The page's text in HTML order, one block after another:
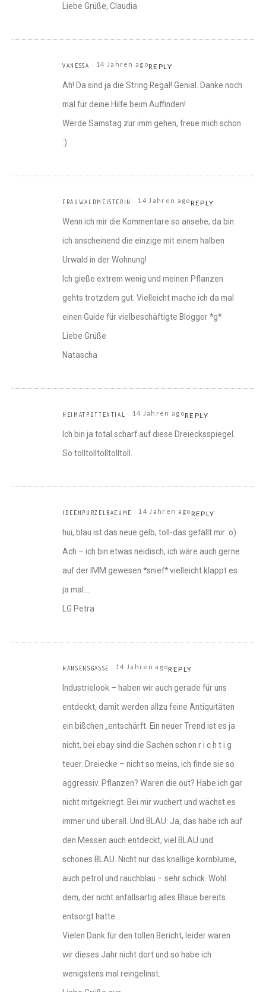
Liebe Grüße, Claudia
VANESSA 14 Jahren agoREPLY
Ah! Da sind ja die String Regal! Genial. Danke noch
mal für deine Hilfe beim Auffinden!
Werde Samstag zur imm gehen, freue mich schon
:)
FRAUWALDMEISTERIN 14 Jahren agoREPLY
Wenn ich mir die Kommentare so ansehe, da bin
ich anscheinend die einzige mit einem halben
Urwald in der Wohnung!
Ich gieße extrem wenig und meinen Pflanzen
gehts trotzdem gut. Vielleicht mache ich da mal
einen Guide für vielbeschäftigte Blogger *g*
Liebe Grüße
Natascha
HEIMATPOTTENTIAL 14 Jahren agoREPLY
Ich bin ja total scharf auf diese Dreiecksspiegel.
So tolltolltolltolltoll.
IDEENPURZELBAEUME 14 Jahren agoREPLY
hui, blau ist das neue gelb, toll-das gefällt mir :o)
Ach – ich bin etwas neidisch, ich wäre auch gerne
auf der IMM gewesen *snief* vielleicht klappt es
ja mal….
LG Petra
HANSENSGASSE 14 Jahren agoREPLY
Industrielook – haben wir auch gerade für uns
entdeckt, damit werden allzu feine Antiquitäten
ein bißchen „entschärft. Ein neuer Trend ist es ja
nicht, bei ebay sind die Sachen schon r i c h t i g
teuer. Dreiecke – nicht so meins, ich finde sie so
aggressiv. Pflanzen? Waren die out? Habe ich gar
nicht mitgekriegt. Bei mir wuchert und wächst es
immer und überall. Und BLAU: Ja, das habe ich auf
den Messen auch entdeckt, viel BLAU und
schönes BLAU. Nicht nur das knallige kornblume,
auch petrol und rauchblau – sehr schick. Wohl
dem, der nicht anfallsartig alles Blaue bereits
entsorgt hatte…
Vielen Dank für den tollen Bericht, leider waren
wir dieses Jahr nicht dort und so habe ich
wenigstens mal reingelinst.